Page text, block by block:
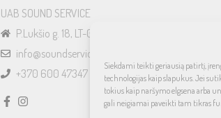
Siekdami teikti geriausią patirtį,
technologijas kaip slapukus. Jei
tokius kaip naršymo elgsena arba
gali neigiamai paveikti tam tikras
UAB SOUND SERVICE
P.Lukšio g. 18, LT-08222, Vilnius
info@soundservice.lt
+370 600 47347